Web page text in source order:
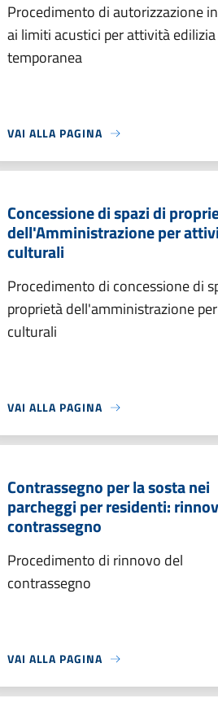
Procedimento di autorizzazione
ai limiti acustici per attività edilizia
temporanea
VAI ALLA PAGINA
Concessione di spazi di
dell'Amministrazione per
culturali
Procedimento di concessione di
proprietà dell'amministrazione
culturali
VAI ALLA PAGINA
Contrassegno per la sosta nei
parcheggi per residenti:
contrassegno
Procedimento di rinnovo del
contrassegno
VAI ALLA PAGINA